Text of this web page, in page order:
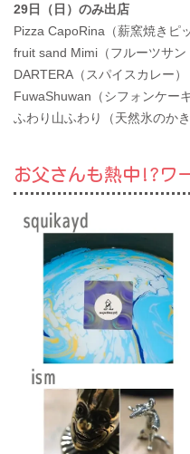
29日（日）のみ出店
Pizza CapoRina（薪窯焼きピ
fruit sand Mimi（フルーツサン
DARTERA（スパイスカレー）
FuwaShuwan（シフォンケーキ
ふわり山ふわり（天然氷のかき
お父さんも熱中!?ワ